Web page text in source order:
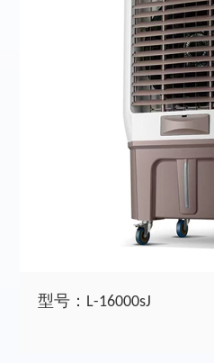
型号：L-16000sJ